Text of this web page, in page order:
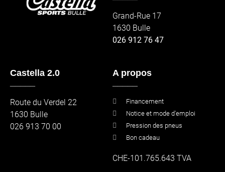
Grand-Rue 17
1630 Bulle
026 912 76 47
Castella 2.0
Route du Verdel 22
1630 Bulle
026 913 70 00
A propos
Financement
Notice et mode d'emploi
Pression des pneus
Bon cadeau
CHE-101.765.643 TVA